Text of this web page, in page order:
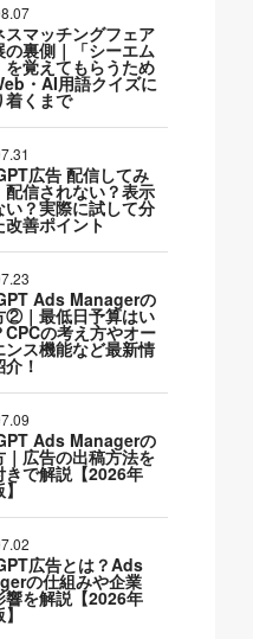
スマッチングフェア
の裏側｜「シーエム
を覚えてもらうため
・AI用語クイズに
着くまで
広告 配信してみ
配信されない？表示
い？実際に試して分
改善ポイント
Ads Managerの
②｜最低日予算はい
CPCの考え方やオー
ンス機能など最新情
！
Ads Managerの
｜広告の出稿方法を
きで解説【2026年
広告とは？Ads
の仕組みや企業
響を解説【2026年
】